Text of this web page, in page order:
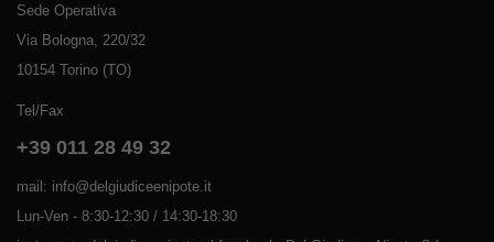
Sede Operativa
Via Bologna, 220/32
10154 Torino (TO)
Tel/Fax
+39 011 28 49 32
mail: info@delgiudiceenipote.it
Lun-Ven - 8:30-12:30 / 14:30-18:30